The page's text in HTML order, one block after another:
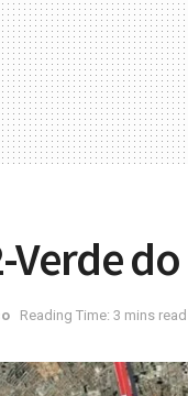
Verde
Reading Time: 3 mins read